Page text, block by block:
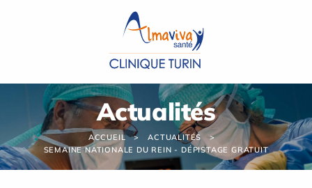
Actualités
ACCUEIL
ACTUALITÉS
SEMAINE NATIONALE DU REIN - DÉPISTAGE GRATUIT
Panneau de gestion des cookies